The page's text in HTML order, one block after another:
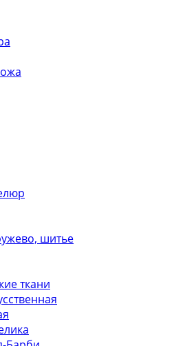
шитье
ткани